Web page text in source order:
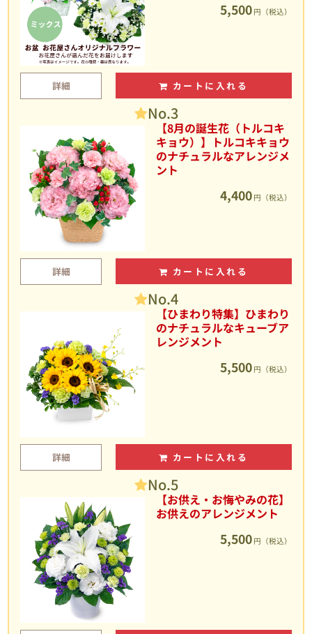
5,500 円（税込）
詳細 カートに入れる
No.3
【8月の誕生花（トルコキ
キョウ）】トルコキキョウ
のナチュラルなアレンジメ
ント
4,400 円（税込）
詳細 カートに入れる
No.4
【ひまわり特集】ひまわり
のナチュラルなキューブア
レンジメント
5,500 円（税込）
詳細 カートに入れる
No.5
【お供え・お悔やみの花】
お供えのアレンジメント
5,500 円（税込）